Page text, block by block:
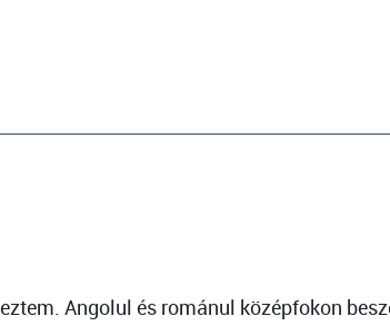
Angolul és románul középfokon